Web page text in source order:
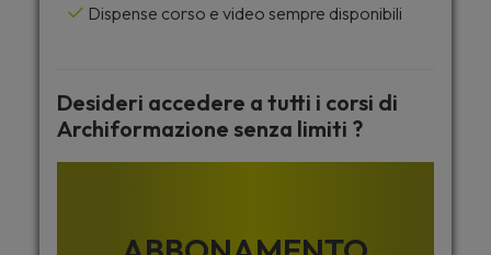
Dispense corso e video sempre disponibili
Desideri accedere a tutti i corsi di
Archiformazione senza limiti ?